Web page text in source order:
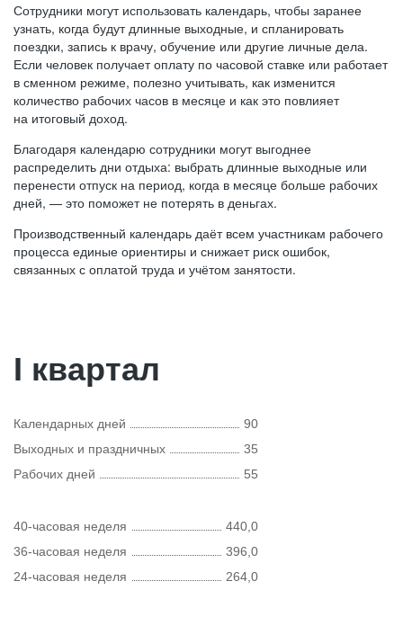
Сотрудники могут использовать календарь, чтобы заранее
узнать, когда будут длинные выходные, и спланировать
поездки, запись к врачу, обучение или другие личные дела.
Если человек получает оплату по часовой ставке или работает
в сменном режиме, полезно учитывать, как изменится
количество рабочих часов в месяце и как это повлияет
на итоговый доход.
Благодаря календарю сотрудники могут выгоднее
распределить дни отдыха: выбрать длинные выходные или
перенести отпуск на период, когда в месяце больше рабочих
дней, — это поможет не потерять в деньгах.
Производственный календарь даёт всем участникам рабочего
процесса единые ориентиры и снижает риск ошибок,
связанных с оплатой труда и учётом занятости.
I квартал
Календарных дней
90
Выходных и праздничных
35
Рабочих дней
55
40-часовая неделя
440,0
36-часовая неделя
396,0
24-часовая неделя
264,0